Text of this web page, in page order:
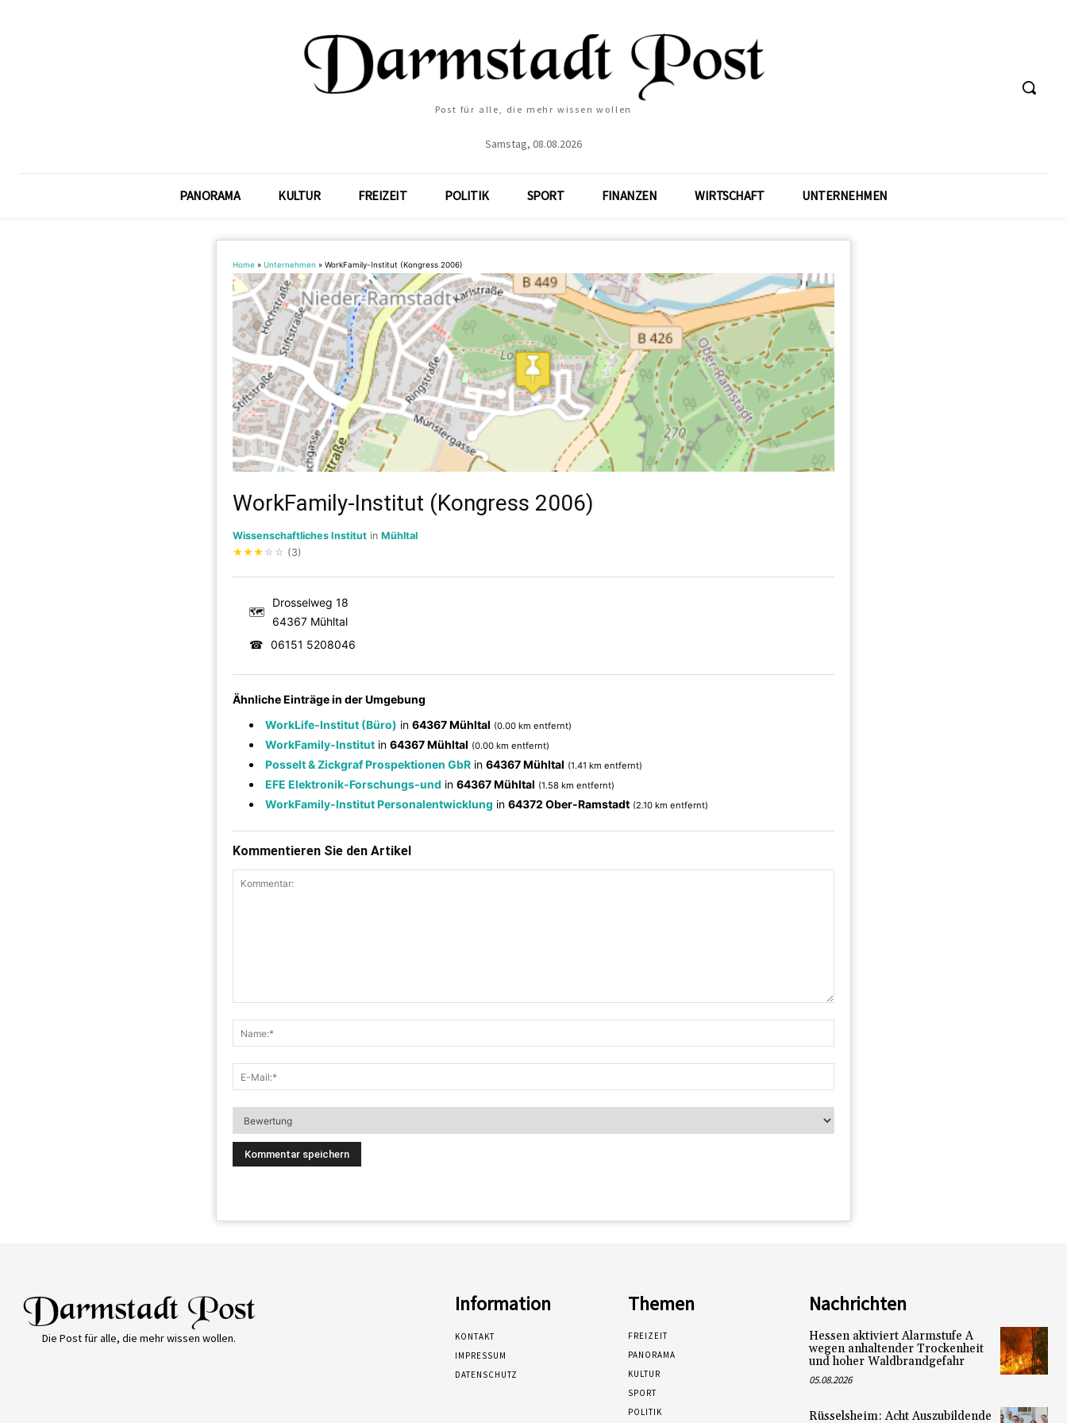
Post für alle, die mehr wissen wollen
Samstag, 08.08.2026
PANORAMA KULTUR FREIZEIT POLITIK SPORT FINANZEN WIRTSCHAFT UNTERNEHMEN
Home » Unternehmen » WorkFamily-Institut (Kongress 2006)
WorkFamily-Institut (Kongress 2006)
Wissenschaftliches Institut in Mühltal
★★★ ☆ ☆ (3)
🗺
Drosselweg 18
64367 Mühltal
☎ 06151 5208046
Ähnliche Einträge in der Umgebung
WorkLife-Institut (Büro) in 64367 Mühltal (0.00 km entfernt)
WorkFamily-Institut in 64367 Mühltal (0.00 km entfernt)
Posselt & Zickgraf Prospektionen GbR in 64367 Mühltal (1.41 km entfernt)
EFE Elektronik-Forschungs-und in 64367 Mühltal (1.58 km entfernt)
WorkFamily-Institut Personalentwicklung in 64372 Ober-Ramstadt (2.10 km entfernt)
Kommentieren Sie den Artikel
Die Post für alle, die mehr wissen wollen.
Information
KONTAKT
IMPRESSUM
DATENSCHUTZ
Themen
FREIZEIT
PANORAMA
KULTUR
SPORT
POLITIK
Nachrichten
Hessen aktiviert Alarmstufe A
wegen anhaltender Trockenheit
und hoher Waldbrandgefahr
05.08.2026
Rüsselsheim: Acht Auszubildende